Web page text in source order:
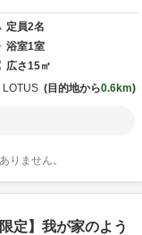
定員2名
浴室1室
広さ15㎡
目的地から0.6km
りません。
定】我が家のよう